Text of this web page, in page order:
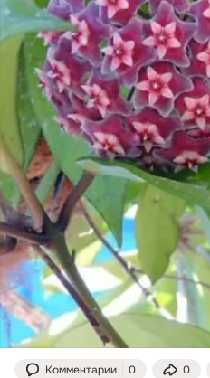
Комментарии 0 0